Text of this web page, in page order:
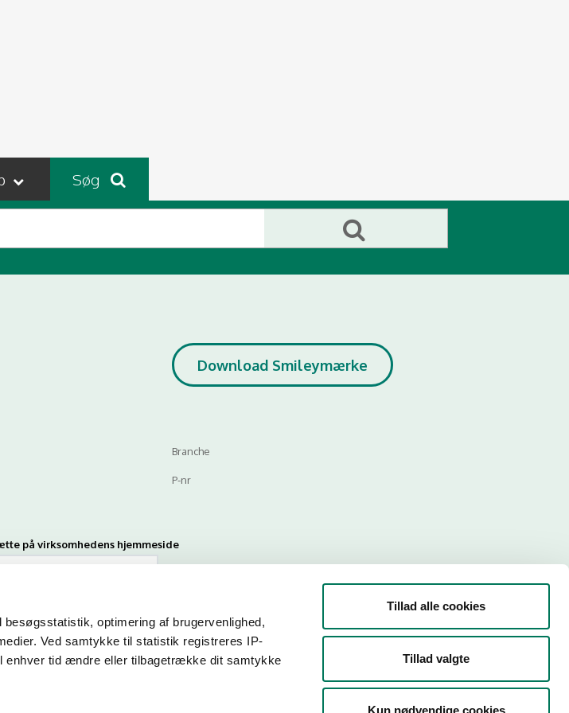
optimering af brugervenlighed,
Ved samtykke til statistik registreres IP-
enhver tid ændre eller tilbagetrække dit samtykke
Tillad alle cookies
Tillad valgte
Kun nødvendige cookies
Søg
Download Smileymærke
Branche
P-nr
på virksomhedens hjemmeside
på denne virksomheds kontrolrapporter. Så